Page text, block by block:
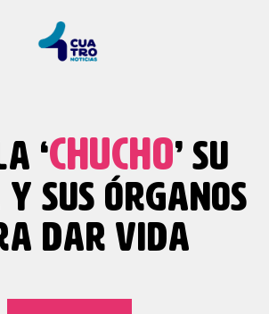
‘CHUCHO’ SU
SUS ÓRGANOS
DAR VIDA